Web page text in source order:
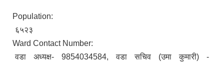
Population:
६५२३
Ward Contact Number:
वडा अध्यक्ष- 9854034584, वडा सचिव (उमा कुमारी) -